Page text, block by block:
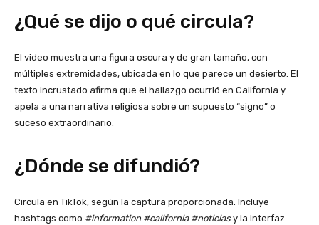
¿Qué se dijo o qué circula?
El video muestra una figura oscura y de gran tamaño, con
múltiples extremidades, ubicada en lo que parece un desierto. El
texto incrustado afirma que el hallazgo ocurrió en California y
apela a una narrativa religiosa sobre un supuesto “signo” o
suceso extraordinario.
¿Dónde se difundió?
Circula en TikTok, según la captura proporcionada. Incluye
hashtags como #information #california #noticias y la interfaz